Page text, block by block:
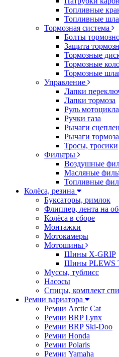
Топливные
Топливные
Тормозная система
Болты
Защита
Тормозные
Тормозные
Тормозные
Управление
Лапки
Лапки тормоза
Руль
Ручки газа
Рычаги
Рычаги тормоза
Тросы, тросики
Фильтры
Воздушные
Масляные
Топливные
Колёса, резина
Буксаторы, римлок
Флиппер, лента на
Колёса в сборе
Монтажки
Мотокамеры
Мотошины
Шины X-GRIP
Шины PLEWS
Муссы, тублисс
Насосы
Спицы, комплект
Ремни вариатора
Ремни Arctic Cat
Ремни BRP Lynx
Ремни BRP Ski-Doo
Ремни Honda
Ремни Polaris
Ремни Yamaha